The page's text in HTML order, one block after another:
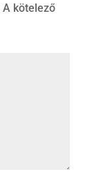
A kötelező